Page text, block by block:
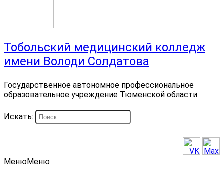
Тобольский медицинский колледж
имени Володи Солдатова
Государственное автономное профессиональное
образовательное учреждение Тюменской области
Искать:
МенюМеню